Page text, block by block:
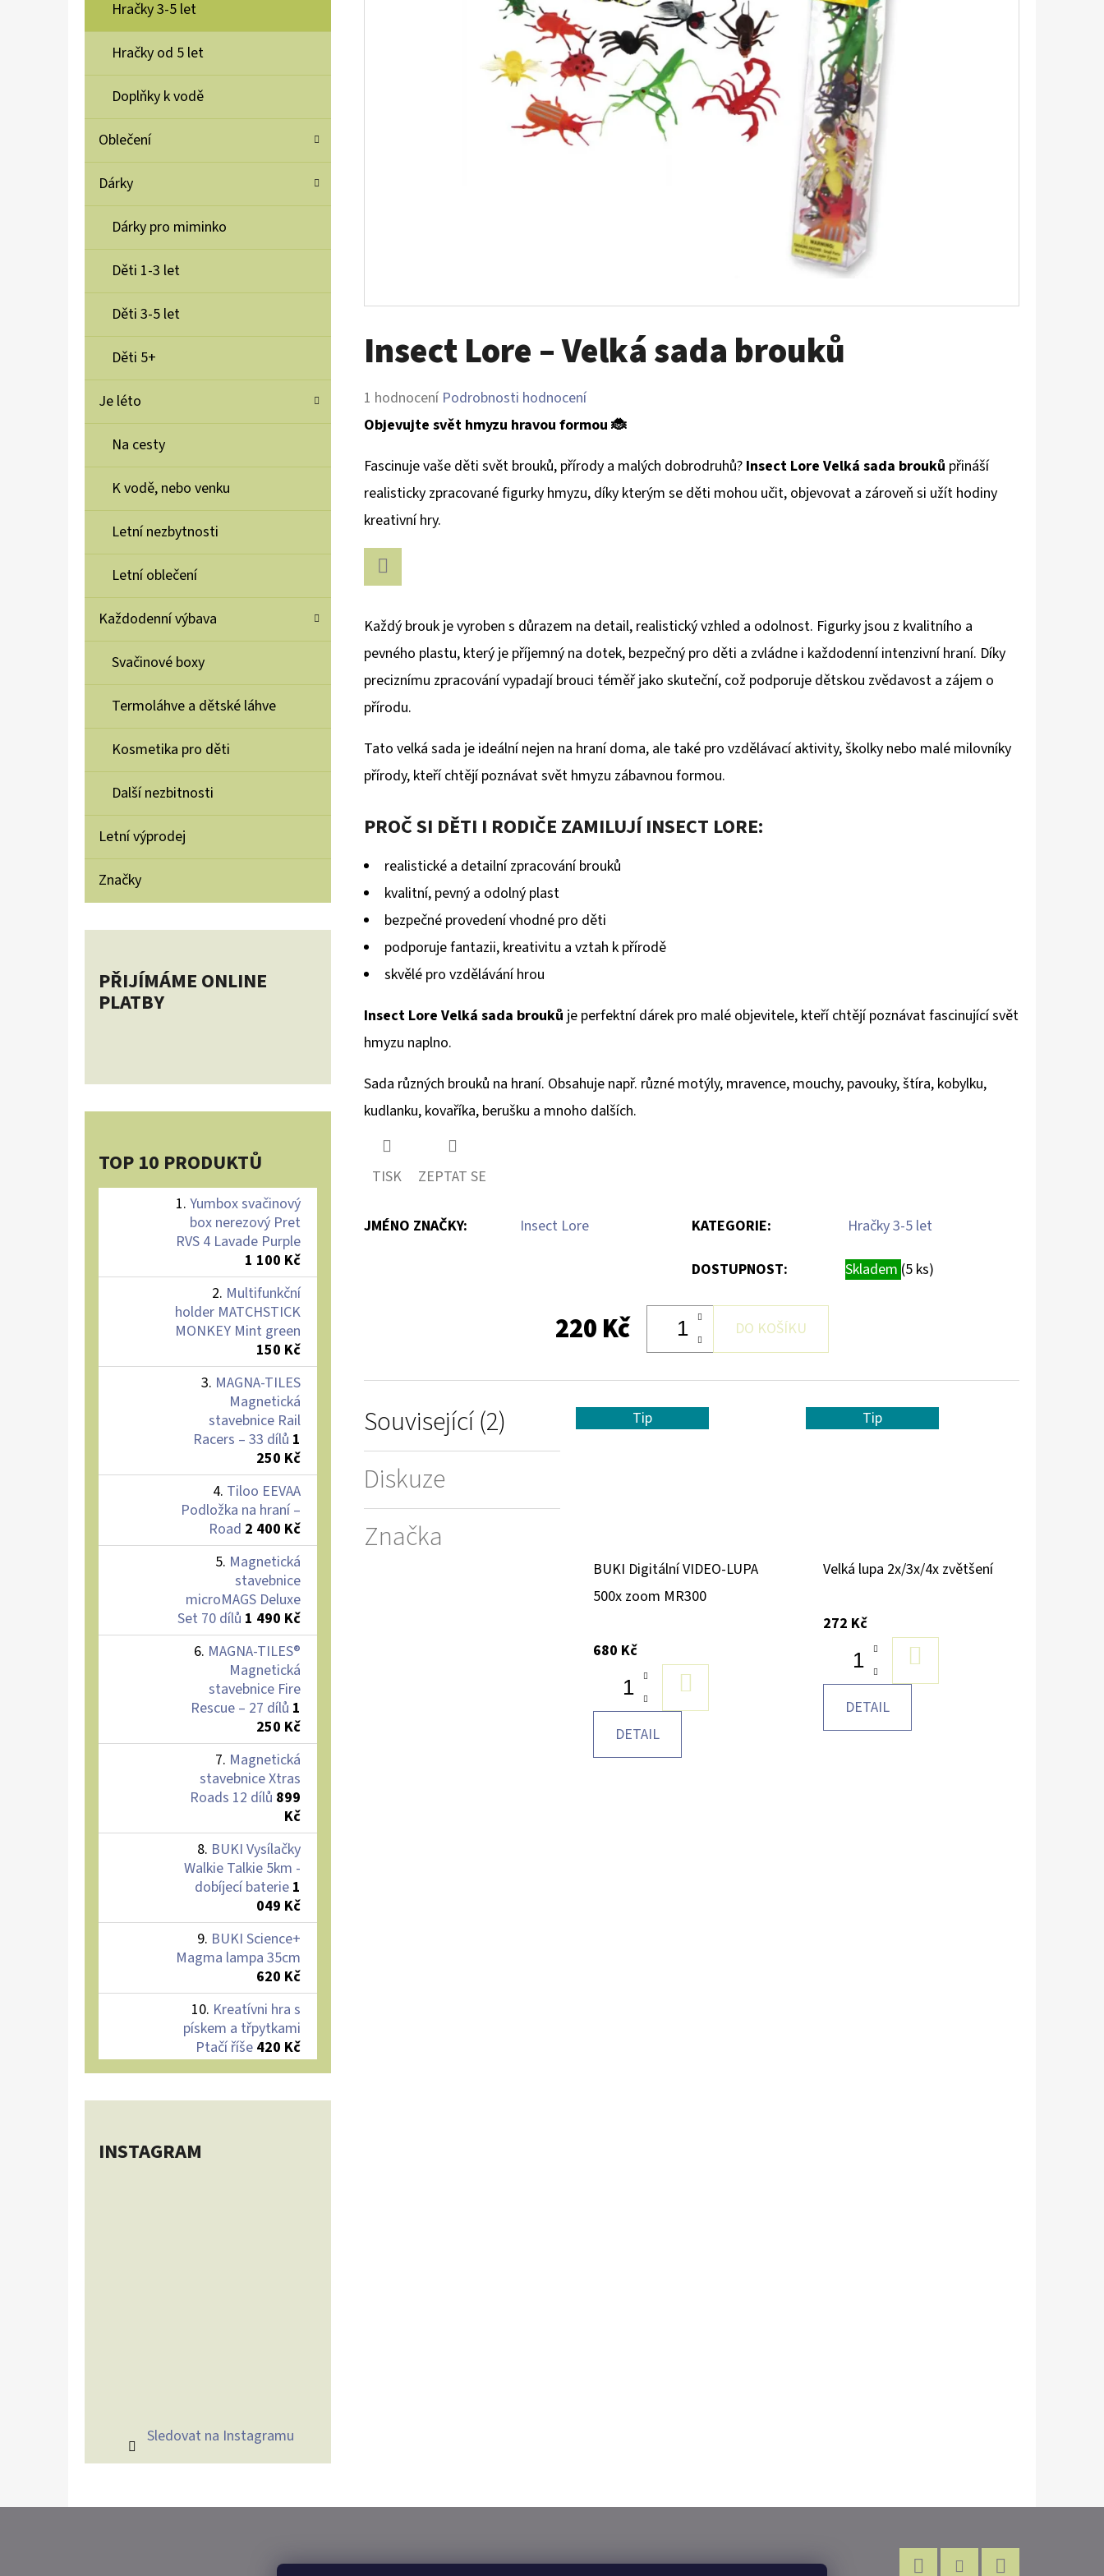
Hračky 3-5 let
Hračky od 5 let
Doplňky k vodě
Oblečení
Dárky
Dárky pro miminko
Děti 1-3 let
Děti 3-5 let
Děti 5+
Je léto
Na cesty
K vodě, nebo venku
Letní nezbytnosti
Letní oblečení
Každodenní výbava
Svačinové boxy
Termoláhve a dětské láhve
Kosmetika pro děti
Další nezbitnosti
Letní výprodej
Značky
PŘIJÍMÁME ONLINE
PLATBY
TOP 10 PRODUKTŮ
Yumbox svačinový
box nerezový Pret
RVS 4 Lavade Purple
1 100 Kč
Multifunkční
holder MATCHSTICK
MONKEY Mint green
150 Kč
MAGNA-TILES
Magnetická
stavebnice Rail
Racers – 33 dílů 1
250 Kč
Tiloo EEVAA
Podložka na hraní –
Road 2 400 Kč
Magnetická
stavebnice
microMAGS Deluxe
Set 70 dílů 1 490 Kč
MAGNA-TILES®
Magnetická
stavebnice Fire
Rescue – 27 dílů 1
250 Kč
Magnetická
stavebnice Xtras
Roads 12 dílů 899
Kč
BUKI Vysílačky
Walkie Talkie 5km -
dobíjecí baterie 1
049 Kč
BUKI Science+
Magma lampa 35cm
620 Kč
Kreatívni hra s
pískem a třpytkami
Ptačí říše 420 Kč
INSTAGRAM
Sledovat na Instagramu
Insect Lore – Velká sada brouků
Průměrné
hodnocení
hvězdiček.
1 hodnocení Podrobnosti hodnocení
Objevujte svět hmyzu hravou formou 🐞
Fascinuje vaše děti svět brouků, přírody a malých dobrodruhů? Insect Lore Velká sada brouků přináší
realisticky zpracované figurky hmyzu, díky kterým se děti mohou učit, objevovat a zároveň si užít hodiny
kreativní hry.
Každý brouk je vyroben s důrazem na detail, realistický vzhled a odolnost. Figurky jsou z kvalitního a
pevného plastu, který je příjemný na dotek, bezpečný pro děti a zvládne i každodenní intenzivní hraní. Díky
preciznímu zpracování vypadají brouci téměř jako skuteční, což podporuje dětskou zvědavost a zájem o
přírodu.
Tato velká sada je ideální nejen na hraní doma, ale také pro vzdělávací aktivity, školky nebo malé milovníky
přírody, kteří chtějí poznávat svět hmyzu zábavnou formou.
PROČ SI DĚTI I RODIČE ZAMILUJÍ INSECT LORE:
realistické a detailní zpracování brouků
kvalitní, pevný a odolný plast
bezpečné provedení vhodné pro děti
podporuje fantazii, kreativitu a vztah k přírodě
skvělé pro vzdělávání hrou
Insect Lore Velká sada brouků je perfektní dárek pro malé objevitele, kteří chtějí poznávat fascinující svět
hmyzu naplno.
Sada různých brouků na hraní. Obsahuje např. různé motýly, mravence, mouchy, pavouky, štíra, kobylku,
kudlanku, kovaříka, berušku a mnoho dalších.
TISK ZEPTAT SE
JMÉNO ZNAČKY: Insect Lore KATEGORIE: Hračky 3-5 let
DOSTUPNOST: Skladem (5 ks)
220 Kč DO KOŠÍKU
Související (2)
Diskuze
Značka
Tip
BUKI Digitální VIDEO-LUPA
500x zoom MR300
680 Kč
KOŠÍKU
DETAIL
Tip
Velká lupa 2x/3x/4x zvětšení
272 Kč
KOŠÍKU
DETAIL
YUMBOX SVAČINOVÝ BOX NEREZOVÝ PRET
1 100 Kč
MULTIFUNKČNÍ HOLDER MATCHSTICK MONKEY MAGNA-TILES MAGNETICKÁ STAVEBNICE RAIL
RACERS – 33 DÍLŮ
1 250 Kč